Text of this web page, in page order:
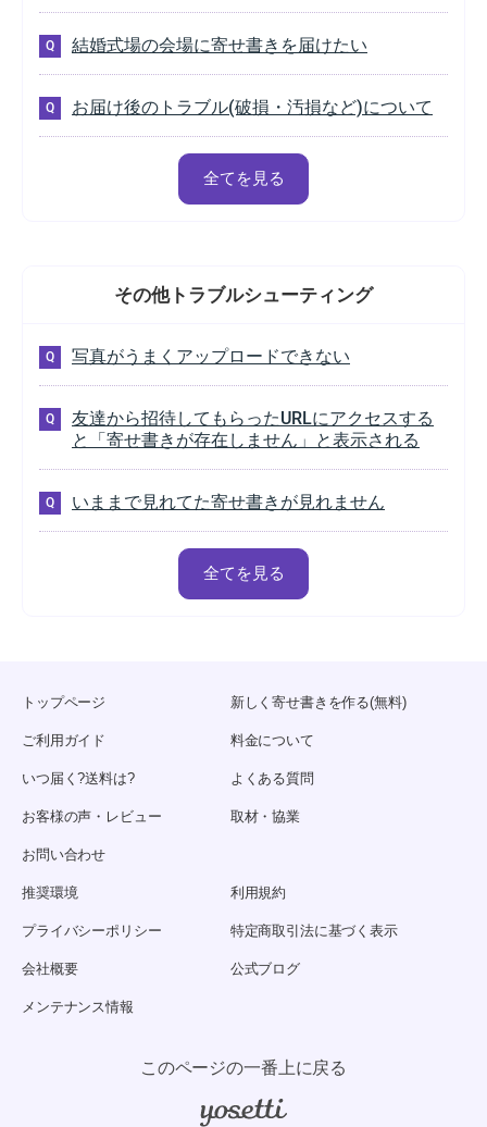
結婚式場の会場に寄せ書きを届けたい
お届け後のトラブル(破損・汚損など)について
全てを見る
その他トラブルシューティング
写真がうまくアップロードできない
友達から招待してもらったURLにアクセスする
と「寄せ書きが存在しません」と表示される
いままで見れてた寄せ書きが見れません
全てを見る
トップページ 新しく寄せ書きを作る(無料)
ご利用ガイド 料金について
いつ届く?送料は? よくある質問
お客様の声・レビュー
お問い合わせ
取材・協業
推奨環境 利用規約
プライバシーポリシー 特定商取引法に基づく表示
会社概要 公式ブログ
メンテナンス情報
このページの一番上に戻る